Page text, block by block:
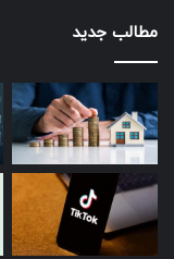
مطالب جدید